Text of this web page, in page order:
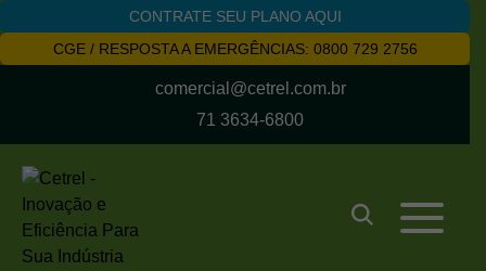
CONTRATE SEU PLANO AQUI
CGE / RESPOSTA A EMERGÊNCIAS: 0800 729 2756
comercial@cetrel.com.br
71 3634-6800